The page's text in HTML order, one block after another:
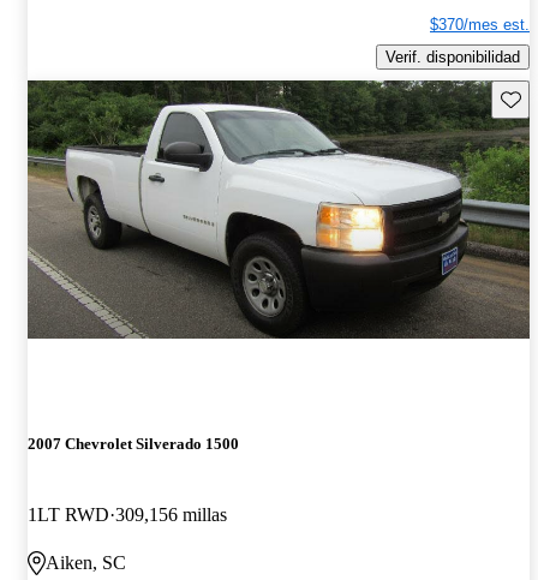
$370/mes est.
Verif. disponibilidad
2007 Chevrolet Silverado 1500
1LT RWD 309,156 millas
Aiken, SC